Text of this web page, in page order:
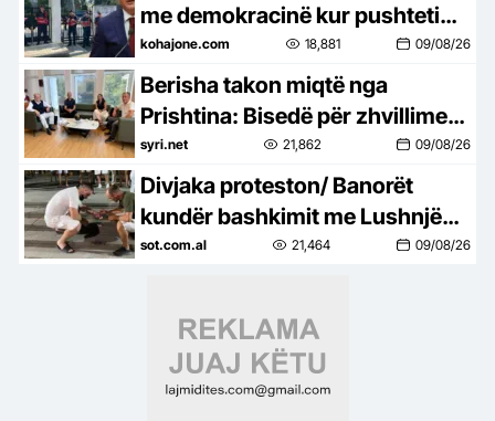
me demokracinë kur pushteti
përpiqet t’i mbyllë gojën
medias?
kohajone.com 18,881 09/08/26
Berisha takon miqtë nga
Prishtina: Bisedë për zhvillimet
politike në Shqipëri dhe Kosovë
syri.net 21,862 09/08/26
Divjaka proteston/ Banorët
kundër bashkimit me Lushnjën,
djegin teserat e PS: Mos na
sot.com.al 21,464 09/08/26